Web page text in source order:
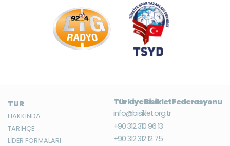
TUR
HAKKINDA
TARİHÇE
LİDER FORMALARI
Türkiye Bisiklet Federasyonu
info@bisiklet.org.tr
+90 312 310 96 13
+90 312 312 12 75